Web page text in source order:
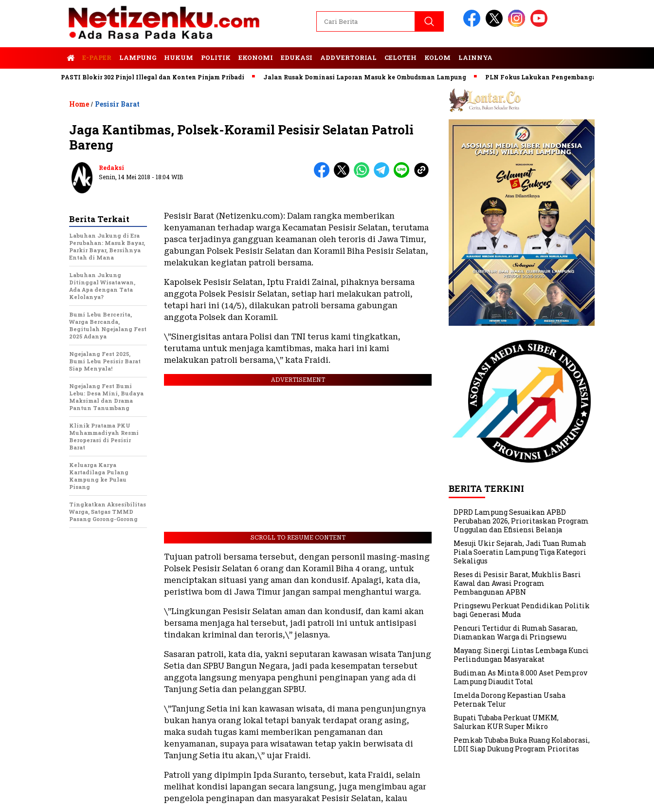
E-PAPER LAMPUNG HUKUM POLITIK EKONOMI EDUKASI ADDVERTORIAL CELOTEH KOLOM LAINNYA
Satgas PASTI Blokir 302 Pinjol Illegal dan Konten Pinjam Pribadi Jalan Rusak Dominasi Laporan Masuk ke Ombudsman Lampung PLN Fokus Lakukan Pengembangan Pembangkit EBT
Home / Pesisir Barat
Jaga Kantibmas, Polsek-Koramil Pesisir Selatan Patroli
Bareng
Redaksi
Senin, 14 Mei 2018 - 18:04 WIB
Pesisir Barat (Netizenku.com): Dalam rangka memberikan
kenyamanan terhadap warga Kecamatan Pesisir Selatan, terutama
pasca terjadinya gangguan keamanan oleh teroris di Jawa Timur,
gabungan Polsek Pesisir Selatan dan Koramil Biha Pesisir Selatan,
melakukan kegiatan patroli bersama.
Kapolsek Pesisir Selatan, Iptu Fraidi Zainal, pihaknya bersama
anggota Polsek Pesisir Selatan, setiap hari melakukan patroli,
tetapi hari ini (14/5), dilakukan patroli bersama gabungan
anggota Polsek dan Koramil.
\”Sinergisitas antara Polisi dan TNI terus kami tingkatkan,
terutama untuk menjaga kamtibmas, maka hari ini kami
melakukan patroli bersama,\” kata Fraidi.
ADVERTISEMENT
SCROLL TO RESUME CONTENT
Tujuan patroli bersama tersebut, dengan personil masing-masing
Polsek Pesisir Selatan 6 orang dan Koramil Biha 4 orang, untuk
menciptakan situasi yang aman dan kondusif. Apalagi, kata dia,
peristiwa bom di Jawa Timur jangan sampai menghantui warga.
\”Lingkungan Pesisir Selatan aman dan kondusif, dan kami akan
bersama menjaga hal tersebut, jadi patroli ini untuk antisipasi
tindakan kriminal dan teroris,\” jelasnya.
Sasaran patroli, kata dia, yakni seputaran kawasan wisata Tanjung
Setia dan SPBU Bangun Negara, jadi pada kesempatan tersebut
anggota langsung menyapa penghuni penginapan yang ada di
Tanjung Setia dan pelanggan SPBU.
\”Tanjung Setia ini kan kawasan wisata, di mana pengunjungnya
bukan hanya orang lokal tetapi banyak terdapat orang asing,
maka sudah tugas kami memberikan pengamanan dan
kenyamanan, supaya para wisatawan tetap yakin berwisata di
Tanjung Setia itu akan,\” ujar Fraidi.
Patroli yang dipimpin Ipda Suranto, tersebut, kata Fraidi, selain
melihat kondisi lapangan secara langsung, juga mengimbau agar
pengelola penginapan dan masyarakat Pesisir Selatan, kalau
Berita Terkait
Labuhan Jukung di Era
Perubahan: Masuk Bayar,
Parkir Bayar, Bersihnya
Entah di Mana
Labuhan Jukung
Ditinggal Wisatawan,
Ada Apa dengan Tata
Kelolanya?
Bumi Lebu Bercerita,
Warga Bercanda,
Begitulah Ngejalang Fest
2025 Adanya
Ngejalang Fest 2025,
Bumi Lebu Pesisir Barat
Siap Menyala!
Ngejalang Fest Bumi
Lebu: Desa Mini, Budaya
Maksimal dan Drama
Pantun Tanumbang
Klinik Pratama PKU
Muhammadiyah Resmi
Beroperasi di Pesisir
Barat
Keluarga Karya
Kartadilaga Pulang
Kampung ke Pulau
Pisang
Tingkatkan Aksesibilitas
Warga, Satgas TMMD
Pasang Gorong-Gorong
BERITA TERKINI
DPRD Lampung Sesuaikan APBD
Perubahan 2026, Prioritaskan Program
Unggulan dan Efisiensi Belanja
Mesuji Ukir Sejarah, Jadi Tuan Rumah
Piala Soeratin Lampung Tiga Kategori
Sekaligus
Reses di Pesisir Barat, Mukhlis Basri
Kawal dan Awasi Program
Pembangunan APBN
Pringsewu Perkuat Pendidikan Politik
bagi Generasi Muda
Pencuri Tertidur di Rumah Sasaran,
Diamankan Warga di Pringsewu
Mayang: Sinergi Lintas Lembaga Kunci
Perlindungan Masyarakat
Budiman As Minta 8.000 Aset Pemprov
Lampung Diaudit Total
Imelda Dorong Kepastian Usaha
Peternak Telur
Bupati Tubaba Perkuat UMKM,
Salurkan KUR Super Mikro
Pemkab Tubaba Buka Ruang Kolaborasi,
LDII Siap Dukung Program Prioritas